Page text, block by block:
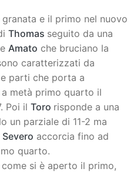
e il primo nel nuovo
Thomas seguito da una
e Amato che bruciano la
caratterizzati da
parti che porta a
metà primo quarto il
Poi il Toro risponde a una
un parziale di 11-2 ma
Severo accorcia fino ad
quarto.
si è aperto il primo,